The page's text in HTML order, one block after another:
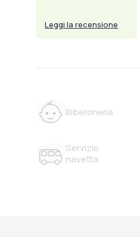
Leggi la recensione
Biberoneria
Servizio
navetta